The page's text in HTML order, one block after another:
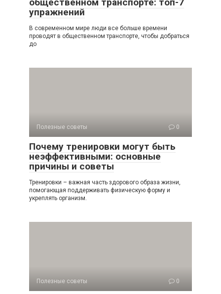
упражнений
В современном мире люди все больше времени
проводят в общественном транспорте, чтобы добраться
до
Полезные советы 0
Почему тренировки могут быть
неэффективными: основные
причины и советы
Тренировки – важная часть здорового образа жизни,
помогающая поддерживать физическую форму и
укреплять организм.
Полезные советы 0